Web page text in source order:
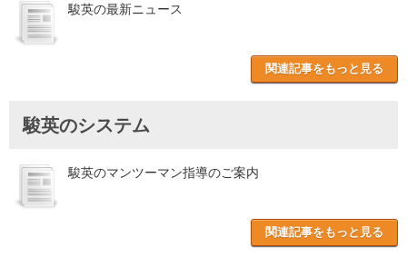
駿英の最新ニュース
関連記事をもっと見る
駿英のシステム
駿英のマンツーマン指導のご案内
関連記事をもっと見る